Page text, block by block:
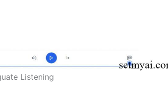
Listening